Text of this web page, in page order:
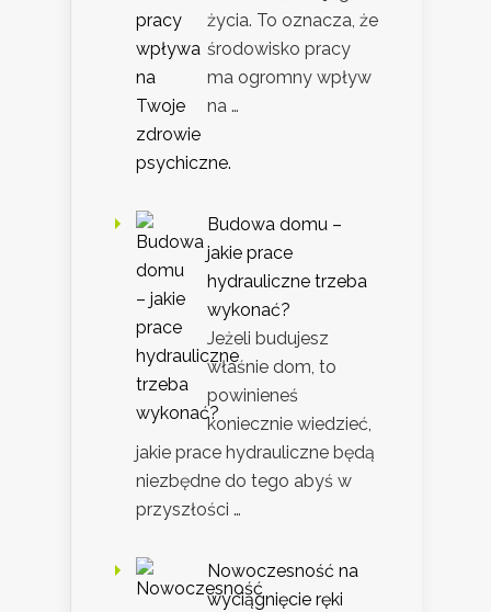
życia. To oznacza, że
środowisko pracy
ma ogromny wpływ
na …
Budowa domu –
jakie prace
hydrauliczne trzeba
wykonać?
Jeżeli budujesz
właśnie dom, to
powinieneś
koniecznie wiedzieć,
jakie prace hydrauliczne będą
niezbędne do tego abyś w
przyszłości …
Nowoczesność na
wyciągnięcie ręki